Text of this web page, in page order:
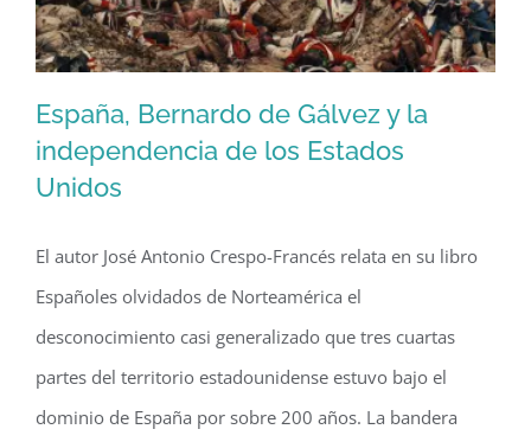
independencia de los Estados Unidos
España, Bernardo de Gálvez y la
independencia de los Estados
Unidos
El autor José Antonio Crespo-Francés relata en su libro
Españoles olvidados de Norteamérica el
desconocimiento casi generalizado que tres cuartas
partes del territorio estadounidense estuvo bajo el
dominio de España por sobre 200 años. La bandera